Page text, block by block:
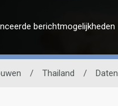
berichtmogelijkheden
/ Thailand / Daten